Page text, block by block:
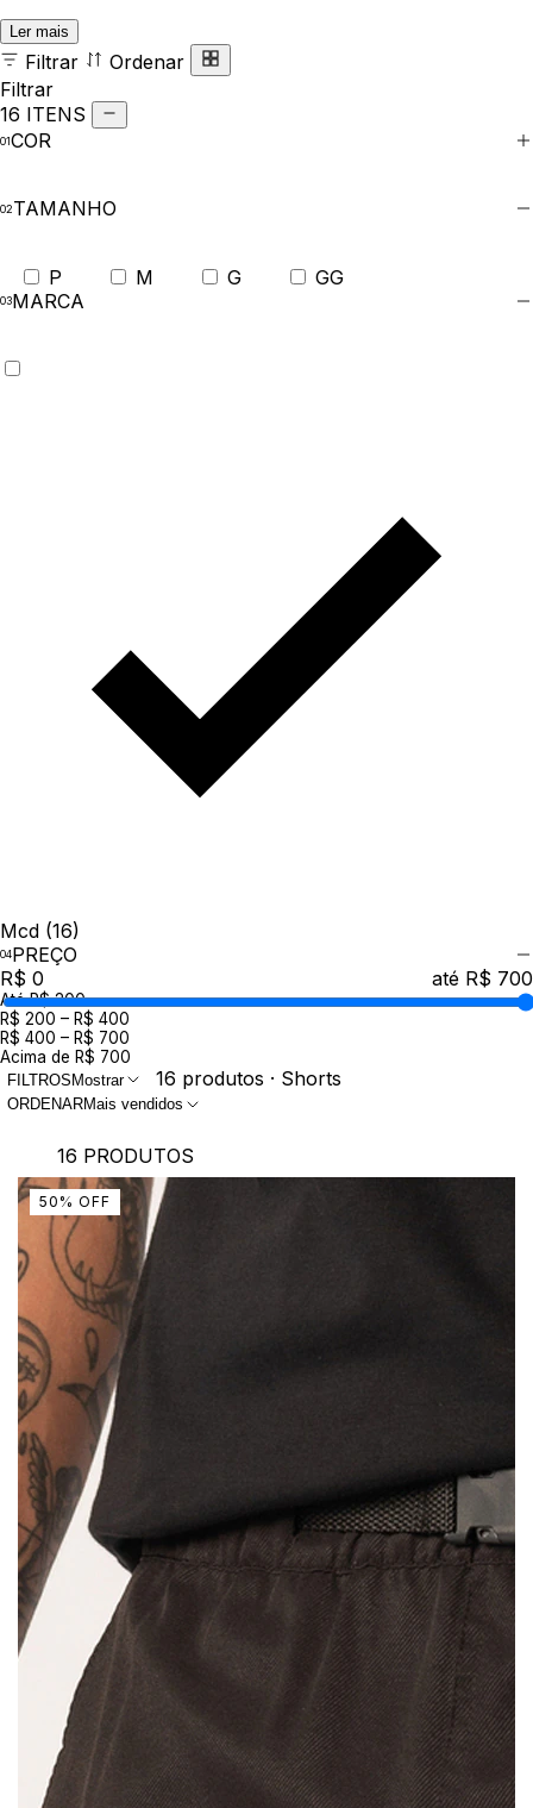
Ler mais
Filtrar
Ordenar
Filtrar
16 ITENS
COR
TAMANHO
P M G
GG
MARCA
Mcd (16)
PREÇO
R$ 0
até R$ 700
Até R$ 200
R$ 200 – R$ 400
R$ 400 – R$ 700
Acima de R$ 700
FILTROS Mostrar 16 produtos · Shorts
ORDENARMais vendidos
16 PRODUTOS
50 % OFF